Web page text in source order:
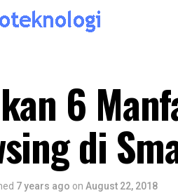
6
di
7 years ago on August 22, 2018